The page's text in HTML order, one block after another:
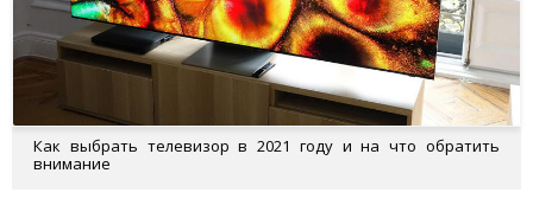
Как выбрать телевизор в 2021 году и на что обратить
внимание